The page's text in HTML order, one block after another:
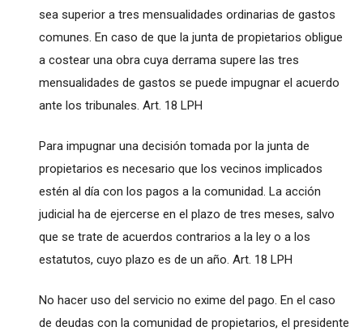
sea superior a tres mensualidades ordinarias de gastos
comunes. En caso de que la junta de propietarios obligue
a costear una obra cuya derrama supere las tres
mensualidades de gastos se puede impugnar el acuerdo
ante los tribunales. Art. 18 LPH
Para impugnar una decisión tomada por la junta de
propietarios es necesario que los vecinos implicados
estén al día con los pagos a la comunidad. La acción
judicial ha de ejercerse en el plazo de tres meses, salvo
que se trate de acuerdos contrarios a la ley o a los
estatutos, cuyo plazo es de un año. Art. 18 LPH
No hacer uso del servicio no exime del pago. En el caso
de deudas con la comunidad de propietarios, el presidente